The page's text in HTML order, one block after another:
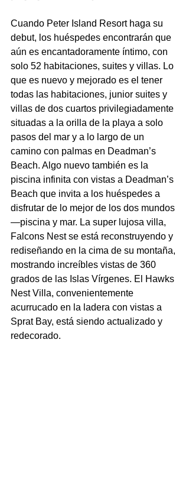
Cuando Peter Island Resort haga su
debut, los huéspedes encontrarán que
aún es encantadoramente íntimo, con
solo 52 habitaciones, suites y villas. Lo
que es nuevo y mejorado es el tener
todas las habitaciones, junior suites y
villas de dos cuartos privilegiadamente
situadas a la orilla de la playa a solo
pasos del mar y a lo largo de un
camino con palmas en Deadman’s
Beach. Algo nuevo también es la
piscina infinita con vistas a Deadman’s
Beach que invita a los huéspedes a
disfrutar de lo mejor de los dos mundos
—piscina y mar. La super lujosa villa,
Falcons Nest se está reconstruyendo y
rediseñando en la cima de su montaña,
mostrando increíbles vistas de 360
grados de las Islas Vírgenes. El Hawks
Nest Villa, convenientemente
acurrucado en la ladera con vistas a
Sprat Bay, está siendo actualizado y
redecorado.